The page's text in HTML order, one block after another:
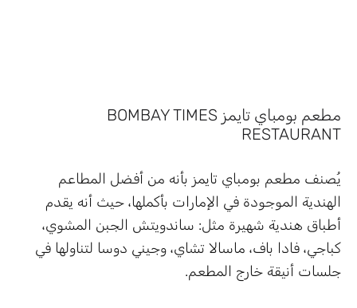
مطعم بومباي تايمز BOMBAY TIMES
RESTAURANT
يُصنف مطعم بومباي تايمز بأنه من أفضل المطاعم
الهندية الموجودة في الإمارات بأكملها، حيث أنه يقدم
أطباق هندية شهيرة مثل: ساندويتش الجبن المشوي،
كباجي، فادا باف، ماسالا تشاي، وجيني دوسا لتناولها في
جلسات أنيقة خارج المطعم.